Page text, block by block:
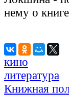
нему о
кино
литература
Книжная